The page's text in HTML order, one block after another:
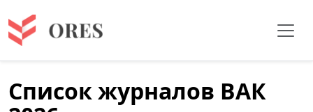
Список журналов ВАК